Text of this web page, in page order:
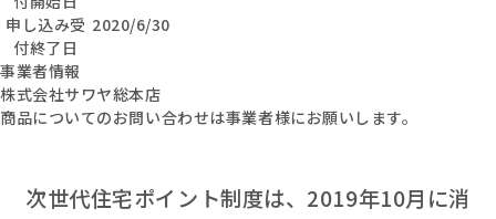
申し込み受
付終了日
2020/6/30
事業者情報
株式会社サワヤ総本店
商品についてのお問い合わせは事業者様にお願いします。
次世代住宅ポイント制度は、2019年10月に消